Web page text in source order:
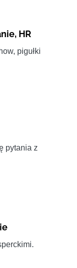
, HR
pigułki
pytania z